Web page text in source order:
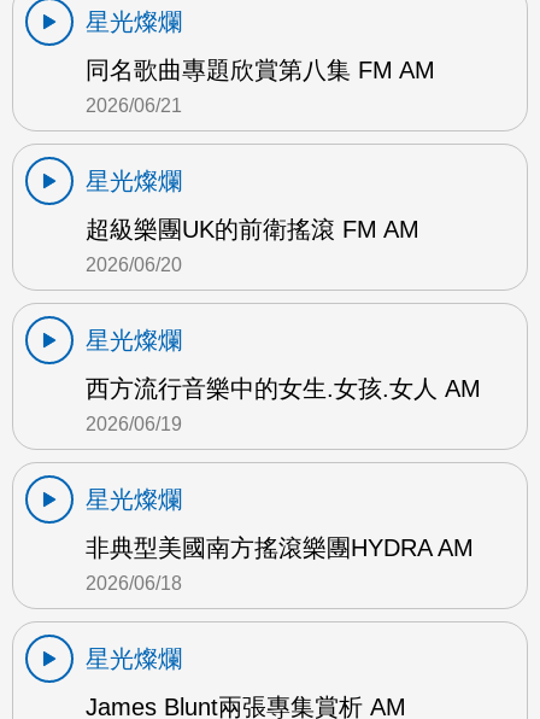
星光燦爛
同名歌曲專題欣賞第八集 FM AM
2026/06/21
星光燦爛
超級樂團UK的前衛搖滾 FM AM
2026/06/20
星光燦爛
西方流行音樂中的女生.女孩.女人 AM
2026/06/19
星光燦爛
非典型美國南方搖滾樂團HYDRA AM
2026/06/18
星光燦爛
James Blunt兩張專集賞析 AM